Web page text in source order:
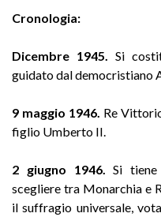
Cronologia:
Dicembre 1945.
Si
guidato dal democristiano
9 maggio 1946. Re
figlio Umberto II.
2 giugno 1946.Si
scegliere tra Monarchia e
il suffragio universale,